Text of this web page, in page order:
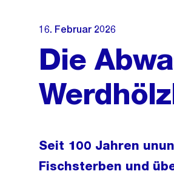
16. Februar 2026
Die
Seit 100 Jahren
Fischsterben und